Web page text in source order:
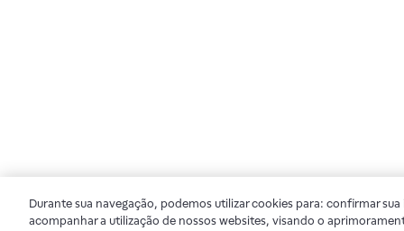
Durante sua navegação, podemos utilizar cookies para: confirmar
acompanhar a utilização de nossos websites, visando o